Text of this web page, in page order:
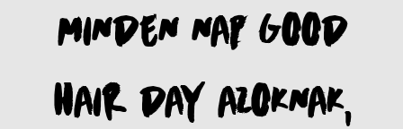
MINDEN NAP GOOD
HAIR DAY AZOKNAK,